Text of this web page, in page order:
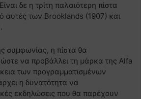
δε η τρίτη παλαιότερη πίστα
αυτές των Brooklands (1907) και
συμφωνίας, η πίστα θα
να προβάλλει τη μάρκα της Alfa
των προγραμματισμένων
η δυνατότητα να
εκδηλώσεις που θα παρέχουν